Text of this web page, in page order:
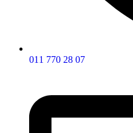
011 770 28 07